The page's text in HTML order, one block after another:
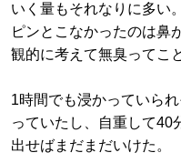
いく量もそれなりに多い
ピンとこなかったのは鼻
観的に考えて無臭ってこ
1時間でも浸かっていら
っていたし、自重して40
出せばまだまだいけた。